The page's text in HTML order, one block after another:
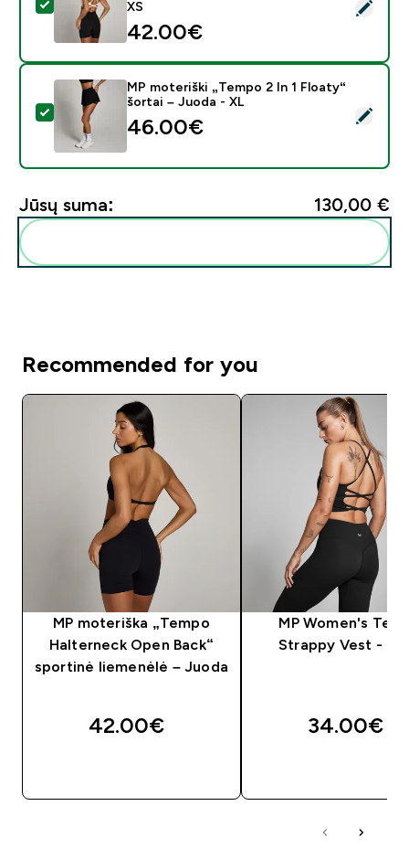
Pasirinkti šį produktą - MP Moteriška sportinė
XS
42.00€‎
Pasirinkti šį produktą - MP moteriški „Tempo 2 In 1
MP moteriški „Tempo 2 In 1 Floaty“
šortai – Juoda - XL
46.00€‎
Jūsų suma: 130,00 €‎
Recommended for you
MP moteriška „Tempo
Halterneck Open Back“
sportinė liemenėlė – Juoda
42.00€‎
MP Women's
Strappy Vest -
34.00€‎